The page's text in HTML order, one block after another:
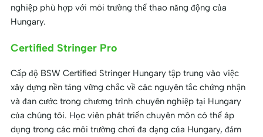
nghiệp phù hợp với môi trường thể thao năng động của
Hungary.
Certified Stringer Pro
Cấp độ BSW Certified Stringer Hungary tập trung vào việc
xây dựng nền tảng vững chắc về các nguyên tắc chứng nhận
và đan cước trong chương trình chuyên nghiệp tại Hungary
của chúng tôi. Học viên phát triển chuyên môn có thể áp
dụng trong các môi trường chơi đa dạng của Hungary, đảm